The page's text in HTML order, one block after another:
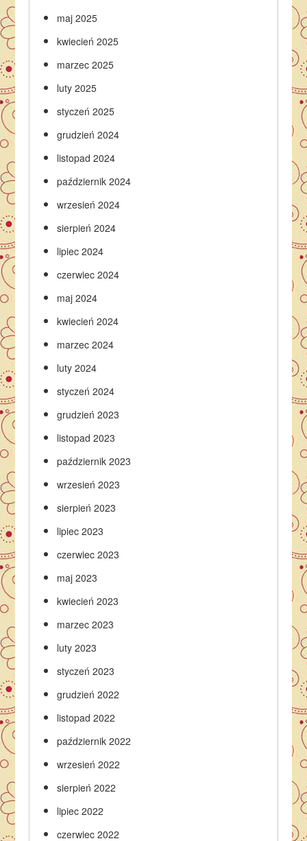
maj 2025
kwiecień 2025
marzec 2025
luty 2025
styczeń 2025
grudzień 2024
listopad 2024
październik 2024
wrzesień 2024
sierpień 2024
lipiec 2024
czerwiec 2024
maj 2024
kwiecień 2024
marzec 2024
luty 2024
styczeń 2024
grudzień 2023
listopad 2023
październik 2023
wrzesień 2023
sierpień 2023
lipiec 2023
czerwiec 2023
maj 2023
kwiecień 2023
marzec 2023
luty 2023
styczeń 2023
grudzień 2022
listopad 2022
październik 2022
wrzesień 2022
sierpień 2022
lipiec 2022
czerwiec 2022